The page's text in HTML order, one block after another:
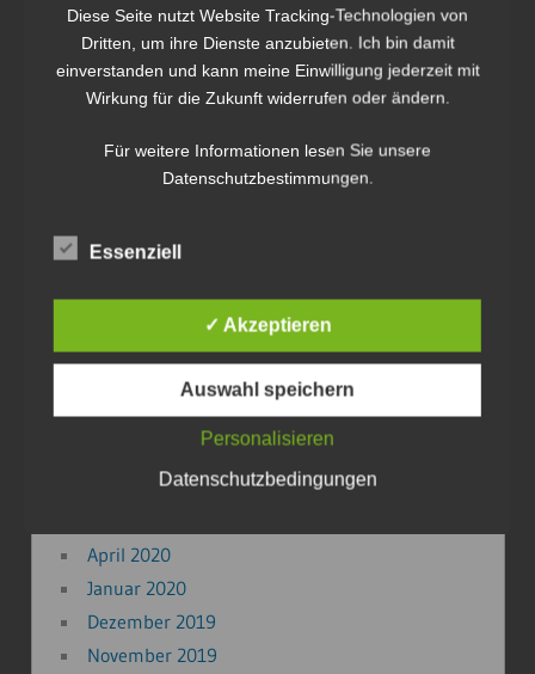
September 2024
Juni 2024
Mai 2023
März 2023
Mai 2022
Januar 2022
Januar 2021
Oktober 2020
September 2020
August 2020
April 2020
Januar 2020
Dezember 2019
November 2019
Diese Seite nutzt Website Tracking-Technologien von
Dritten, um ihre Dienste anzubieten. Ich bin damit
einverstanden und kann meine Einwilligung jederzeit mit
Wirkung für die Zukunft widerrufen oder ändern.
Für weitere Informationen lesen Sie unsere
Datenschutzbestimmungen.
Essenziell
✓ Akzeptieren
Auswahl speichern
Personalisieren
Datenschutzbedingungen